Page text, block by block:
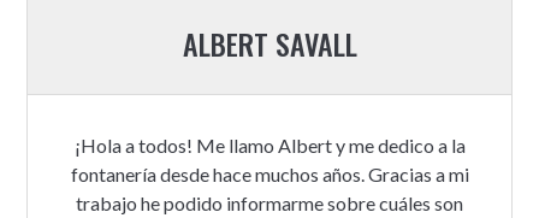
ALBERT SAVALL
¡Hola a todos! Me llamo Albert y me dedico a la
fontanería desde hace muchos años. Gracias a mi
trabajo he podido informarme sobre cuáles son